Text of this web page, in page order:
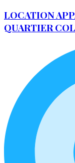
LOCATION
QUARTIER